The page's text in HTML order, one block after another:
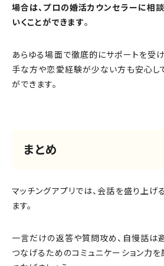
場合は、プロの婚活カウンセラーに相
いくことができます。
あらゆる場面で徹底的にサポートを受
手な方や恋愛経験が少ない方も安心し
ができます。
まとめ
マッチングアプリでは、会話を盛り上げ
ます。
一言だけの返答や質問攻め、自慢話は
つなげるためのコミュニケーション力